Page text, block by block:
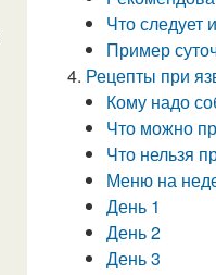
Что следует
Пример
Рецепты при
Кому надо
Что можно
Что нельзя
Меню на
День 1
День 2
День 3